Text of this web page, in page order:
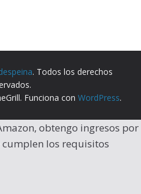
. Todos los derechos
Funciona con WordPress.
obtengo ingresos por
los requisitos